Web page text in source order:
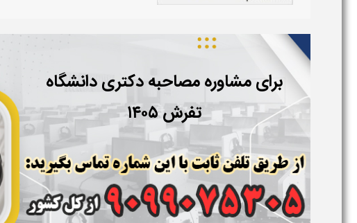
برای مشاوره مصاحبه دکتری دانشگاه
تفرش ۱۴۰۵